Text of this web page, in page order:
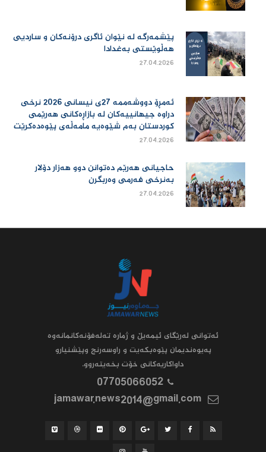
پێشمەرگە لە نێوان ئاگری درۆنەکان و ساردیی
هەڵوێستی بەغدادا
27.04.2026
ئەمڕۆ دووشەممە 27ی نیسانی 2026 نرخی
دراوە جیهانییەكان لە بازاڕەكانی هەرێمی
كوردستان بەم شێوەیە مامەڵەی پێوەدەكرێت
27.04.2026
حاجیانی هەرێم دەتوانن دوو هەزار دۆلار
بەنرخی فەرمی وەربگرن
27.04.2026
ئه‌توانى له‌رێگاى ئیمه‌یڵ و ژماره‌ ته‌له‌فۆنه‌کانمانه‌وه‌
په‌یوه‌ندیمان پێوه‌بکه‌یت و راوسه‌رنج وپێشنیارو
داواکاریه‌کانى خۆت بخه‌یته‌روو.
07705066052
jamawar.news2014@gmail.com